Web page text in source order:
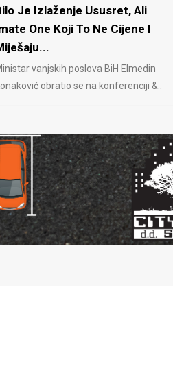
Je Izlaženje Ususret, Ali
One Koji To Ne Cijene I
vanjskih poslova BiH Elmedin
obratio se na konferenciji &..